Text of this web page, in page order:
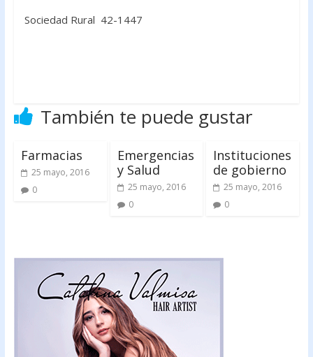
Sociedad Rural 42-1447
También te puede gustar
Farmacias
25 mayo, 2016
0
Emergencias
y Salud
25 mayo, 2016
0
Instituciones
de gobierno
25 mayo, 2016
0